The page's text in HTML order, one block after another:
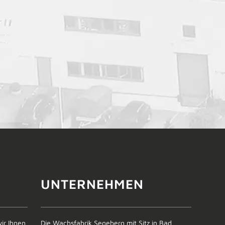
Ihnen
UNTERNEHMEN
Die Wachsfabrik Segeberg mit Sitz in Bad